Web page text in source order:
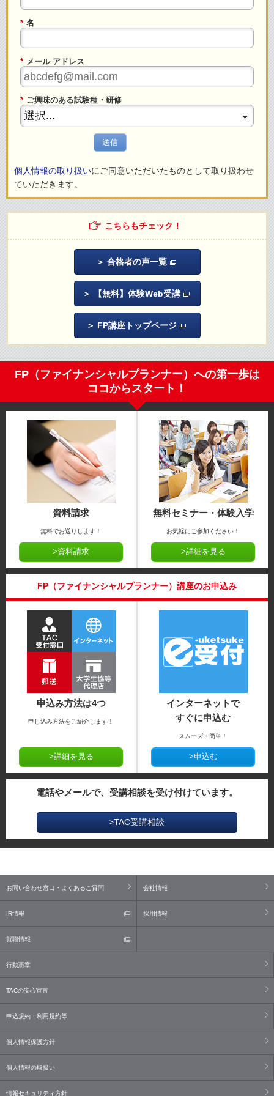
* 名
* メール アドレス
* ご興味のある試験種・研修
送信
個人情報の取り扱いにご同意いただいたものとして取り扱わせ
ていただきます。
こちらもチェック！
合格者の声一覧
【無料】体験Web受講
FP講座トップページ
FP（ファイナンシャルプランナー）への第一歩は
ココからスタート！
資料請求
無料でお送りします！
>資料請求
無料セミナー・体験入学
お気軽にご参加ください！
>詳細を見る
FP（ファイナンシャルプランナー）講座のお申込み
申込み方法は4つ
申し込み方法をご紹介します！
>詳細を見る
インターネットで
すぐに申込む
スムーズ・簡単！
>申込む
電話やメールで、受講相談を受け付けています。
>TAC受講相談
お問い合わせ窓口・よくあるご質問 会社情報
IR情報 採用情報
就職情報
行動憲章
TACの安心宣言
申込規約・利用規約等
個人情報保護方針
個人情報の取扱い
情報セキュリティ方針